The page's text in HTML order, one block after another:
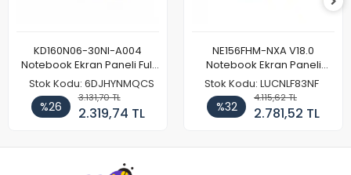
KD160N06-30NI-A004
Notebook Ekran Paneli Full
HD
Stok Kodu: 6DJHYNMQCS
%26
3.131,70 TL
2.319,74 TL
NE156FHM-NXA V18.0
Notebook Ekran Paneli
144Hz
Stok Kodu: LUCNLF83NF
%32
4.115,62 TL
2.781,52 TL